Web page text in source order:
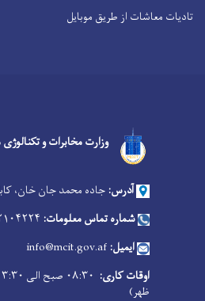
تادیات معاشات از طریق موبایل
وزارت مخابرات و
آدرس:جاده محمد جان خان،
شماره تماس معلومات:
ایمیل: info@mcit.gov.af
اوقات کاری:
ظهر)